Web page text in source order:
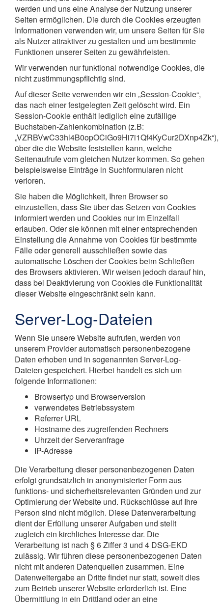
werden und uns eine Analyse der Nutzung unserer
Seiten ermöglichen. Die durch die Cookies erzeugten
Informationen verwenden wir, um unsere Seiten für Sie
als Nutzer attraktiver zu gestalten und um bestimmte
Funktionen unserer Seiten zu gewährleisten.
Wir verwenden nur funktional notwendige Cookies, die
nicht zustimmungspflichtig sind.
Auf dieser Seite verwenden wir ein „Session-Cookie“,
das nach einer festgelegten Zeit gelöscht wird. Ein
Session-Cookie enthält lediglich eine zufällige
Buchstaben-Zahlenkombination (z.B:
„VZRBVwC33hl4B0opOCiGo9Hi7i1Qf4KyCur2DXnp4Zk“),
über die die Website feststellen kann, welche
Seitenaufrufe vom gleichen Nutzer kommen. So gehen
beispielsweise Einträge in Suchformularen nicht
verloren.
Sie haben die Möglichkeit, Ihren Browser so
einzustellen, dass Sie über das Setzen von Cookies
informiert werden und Cookies nur im Einzelfall
erlauben. Oder sie können mit einer entsprechenden
Einstellung die Annahme von Cookies für bestimmte
Fälle oder generell ausschließen sowie das
automatische Löschen der Cookies beim Schließen
des Browsers aktivieren. Wir weisen jedoch darauf hin,
dass bei Deaktivierung von Cookies die Funktionalität
dieser Website eingeschränkt sein kann.
Server-Log-Dateien
Wenn Sie unsere Website aufrufen, werden von
unserem Provider automatisch personenbezogene
Daten erhoben und in sogenannten Server-Log-
Dateien gespeichert. Hierbei handelt es sich um
folgende Informationen:
Browsertyp und Browserversion
verwendetes Betriebssystem
Referrer URL
Hostname des zugreifenden Rechners
Uhrzeit der Serveranfrage
IP-Adresse
Die Verarbeitung dieser personenbezogenen Daten
erfolgt grundsätzlich in anonymisierter Form aus
funktions- und sicherheitsrelevanten Gründen und zur
Optimierung der Website und. Rückschlüsse auf Ihre
Person sind nicht möglich. Diese Datenverarbeitung
dient der Erfüllung unserer Aufgaben und stellt
zugleich ein kirchliches Interesse dar. Die
Verarbeitung ist nach § 6 Ziffer 3 und 4 DSG-EKD
zulässig. Wir führen diese personenbezogenen Daten
nicht mit anderen Datenquellen zusammen. Eine
Datenweitergabe an Dritte findet nur statt, soweit dies
zum Betrieb unserer Website erforderlich ist. Eine
Übermittlung in ein Drittland oder an eine